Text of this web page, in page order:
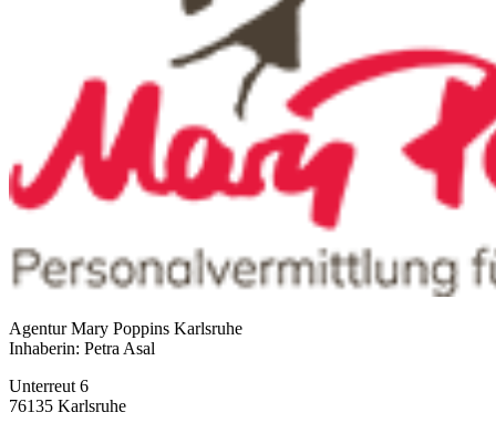
Agentur Mary Poppins Karlsruhe
Inhaberin: Petra Asal
Unterreut 6
76135 Karlsruhe